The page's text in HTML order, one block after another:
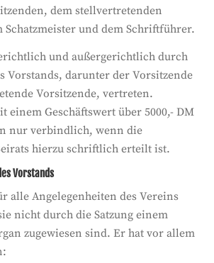
dem stellvertretenden
Schatzmeister und dem Schriftführer.
und außergerichtlich durch
Vorstands, darunter der Vorsitzende
Vorsitzende, vertreten.
einem Geschäftswert über 5000,- DM
nur verbindlich, wenn die
hierzu schriftlich erteilt ist.
Vorstands
alle Angelegenheiten des Vereins
nicht durch die Satzung einem
zugewiesen sind. Er hat vor allem